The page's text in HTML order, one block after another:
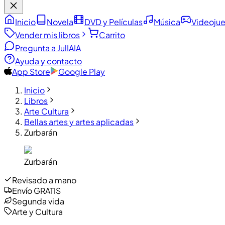
Inicio Novela DVD y Películas Música
Vender mis libros
Carrito
Pregunta a JulIAIA
Ayuda y contacto
App Store
Google Play
Inicio
Libros
Arte Cultura
Bellas artes y artes aplicadas
Zurbarán
Zurbarán
Revisado a mano
Envío GRATIS
Segunda vida
Arte y Cultura